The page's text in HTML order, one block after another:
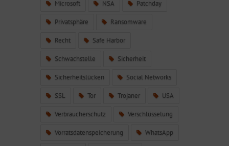
Microsoft NSA Patchday
Privatsphäre Ransomware
Recht Safe Harbor
Schwachstelle Sicherheit
Sicherheitslücken Social Networks
SSL Tor Trojaner USA
Verbraucherschutz Verschlüsselung
Vorratsdatenspeicherung WhatsApp